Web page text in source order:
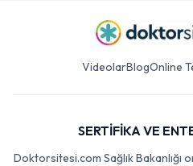
VideolarBlogOnline
SERTİFİKA VE
Doktorsitesi.com Sağlık Bakanlığı